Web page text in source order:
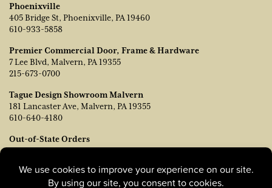
Phoenixville
405 Bridge St, Phoenixville, PA 19460
610-933-5858
Premier Commercial Door, Frame & Hardware
7 Lee Blvd, Malvern, PA 19355
215-673-0700
Tague Design Showroom Malvern
181 Lancaster Ave, Malvern, PA 19355
610-640-4180
Out-of-State Orders
Póngase en contacto con TJ Vanleer, Vicepresidente de Ventas:
215-778-6463